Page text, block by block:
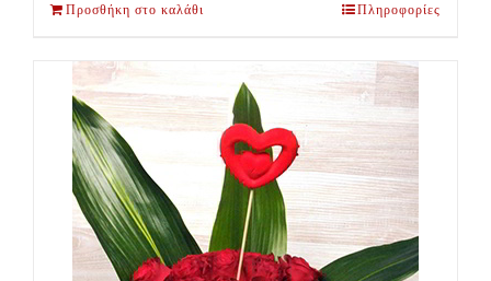
Προσθήκη στο καλάθι Πληροφορίες